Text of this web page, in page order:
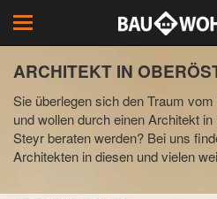
Toggle
navigation
ARCHITEKT IN
Sie überlegen sich den Traum
und wollen durch einen Architekt
Steyr beraten werden? Bei uns
Architekten in diesen und vielen